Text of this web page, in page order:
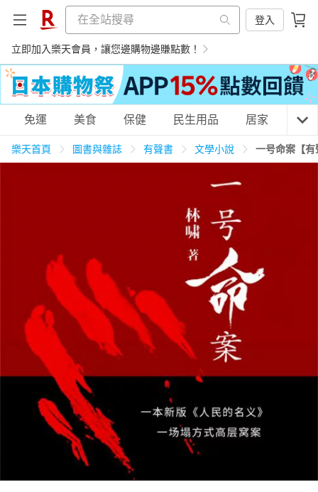
登入
立即加入樂天會員，讓您邊購物邊賺點數！
購物網分類
養生保健
運動休閒
女裝 男裝 化妝保養
日本購物
免運 美食 保健 民生用品 居家 3C
樂天首頁 圖書與雜誌 有聲書 文學小說 一号命案【有